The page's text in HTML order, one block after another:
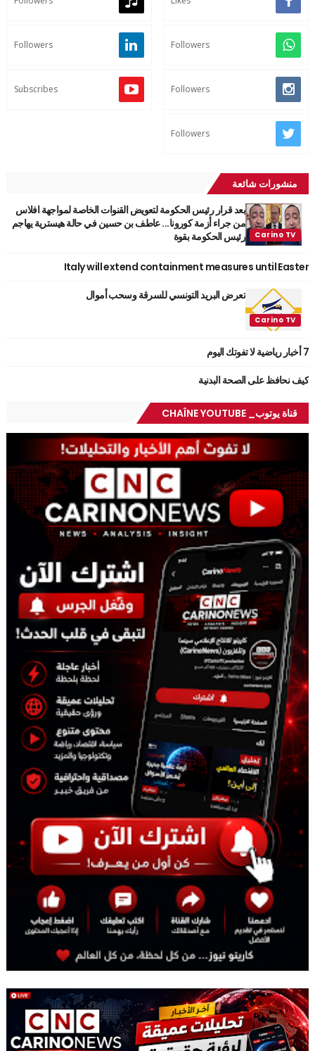
Followers
Followers
Followers
Subscribes
Followers
منشورات شائعة
بعد قرار رئيس الحكومة لتعويض القنوات الخاصة لمواجهة افلاس
من جراء أزمة كورونا... عاطف بن حسين في حالة هيسترية يهاجم
رئيس الحكومة بقوة
Italy will extend containment measures until Easter
تعرض البريد التونسي للسرقة وسحب أموال
7 أخبار رياضية لا تفوتك اليوم
كيف نحافظ على الصحة البدنية
قناة يوتوب_ CHAÎNE YOUTUBE